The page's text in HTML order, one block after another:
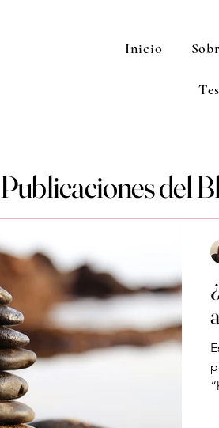
Inicio
Publicaciones del